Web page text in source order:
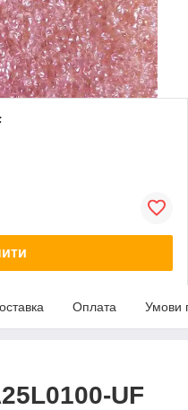
Оплата Умови
UF